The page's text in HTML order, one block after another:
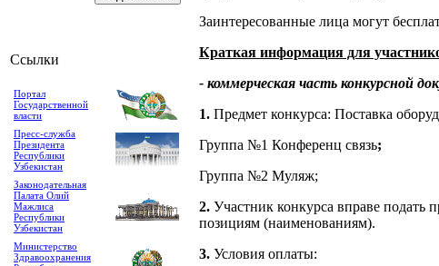
Ссылки
Портал
Государственной
власти
Пресс-служба
Президента
Республики
Узбекистан
Законодательная
Палата Олий
Мажлиса
Республики
Узбекистан
Министерство
Здравоохранения
Заинтересованные лица могут
Краткая информация для
- коммерческая часть конкурсной
1. Предмет конкурса: Поставка
Группа №1 Конференц связь;
Группа №2 Муляж;
2. Участник конкурса вправе подать
позициям (наименованиям).
3. Условия оплаты: